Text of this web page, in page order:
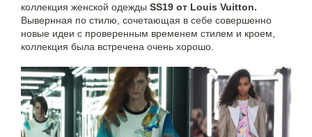
коллекция женской одежды SS19 от Louis Vuitton.
Вывернная по стилю, сочетающая в себе совершенно
новые идеи с проверенным временем стилем и кроем,
коллекция была встречена очень хорошо.